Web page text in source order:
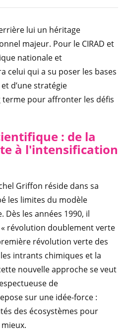
lui un héritage
majeur. Pour le CIRAD et
nationale et
celui qui a su poser les bases
d’une stratégie
pour affronter les défis
: de la
à l'intensification
Griffon réside dans sa
les limites du modèle
les années 1990, il
révolution doublement verte
révolution verte des
intrants chimiques et la
nouvelle approche se veut
de
sur une idée-force :
des écosystèmes pour